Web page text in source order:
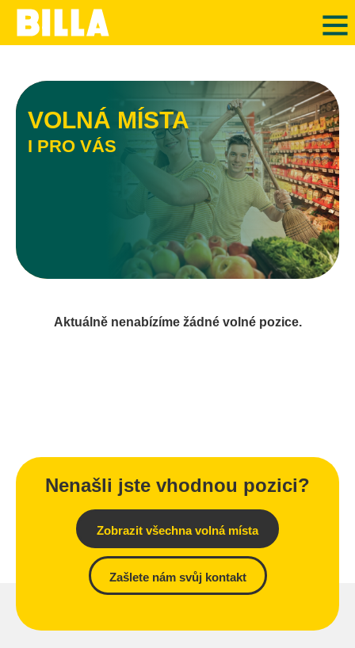
VOLNÁ MÍSTA
I PRO VÁS
Aktuálně nenabízíme žádné volné pozice.
Nenašli jste vhodnou pozici?
Zobrazit všechna volná místa
Zašlete nám svůj kontakt